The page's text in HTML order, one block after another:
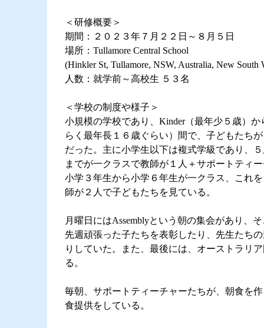
＜研修概要＞
期間：２０２３年７月２２日～８月５日
場所：Tullamore Central School
(Hinkler St, Tullamore, NSW, Australia, New South
人数：就学前～高校生 ５３名
＜学校の制度や様子＞
小規模の学校であり、Kinder（最年少５歳）か
らく最年長１６歳ぐらい）間で、子どもたち
だった。主に小学生以下は複式学級であり、
までが一クラスで教師が１人＋サポートティ
小学３年生から小学６年生が一クラス、これ
師が２人で子どもたちを見ている。
月曜日にはAssemblyという朝の集会があり、
先週頑張った子たちを表彰したり、先生たち
りしていた。また、最後には、オーストラリ
る。
毎朝、サポートティーチャーたちが、朝食を
食提供をしている。